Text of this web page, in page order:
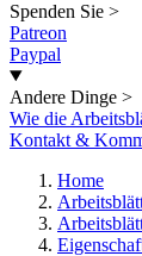
Spenden Sie >
Patreon
Paypal
Andere Dinge >
Wie die
Kontakt &
Home